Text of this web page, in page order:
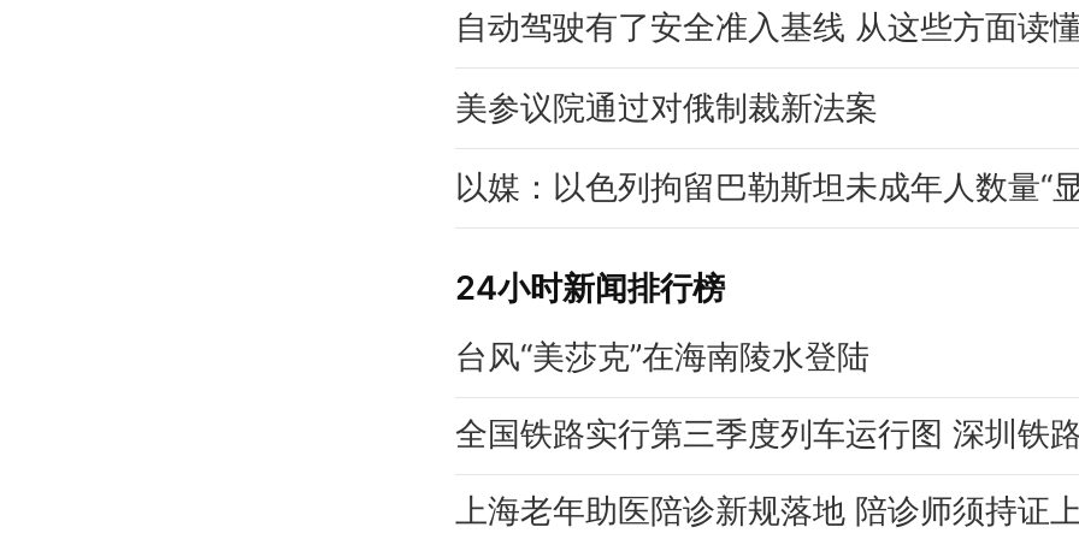
自动驾驶有了安全准入基线 从这些方面读
美参议院通过对俄制裁新法案
以媒：以色列拘留巴勒斯坦未成年人数量“
24小时新闻排行榜
台风“美莎克”在海南陵水登陆
上海老年助医陪诊新规落地 陪诊师须持证